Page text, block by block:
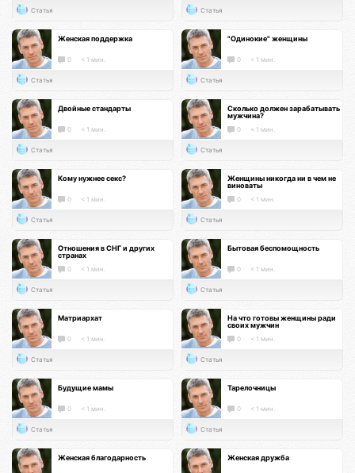
Статья Статья
Женская поддержка
0 < 1 мин.
Статья
"Одинокие" женщины
0 < 1 мин.
Статья
Двойные стандарты
0 < 1 мин.
Статья
Сколько должен зарабатывать
мужчина?
0 < 1 мин.
Статья
Кому нужнее секс?
0 < 1 мин.
Статья
Женщины никогда ни в чем не
виноваты
0 < 1 мин.
Статья
Отношения в СНГ и других
странах
0 < 1 мин.
Статья
Бытовая беспомощность
0 < 1 мин.
Статья
Матриархат
0 < 1 мин.
Статья
На что готовы женщины ради
своих мужчин
0 < 1 мин.
Статья
Будущие мамы
0 < 1 мин.
Статья
Тарелочницы
0 < 1 мин.
Статья
Женская благодарность Женская дружба